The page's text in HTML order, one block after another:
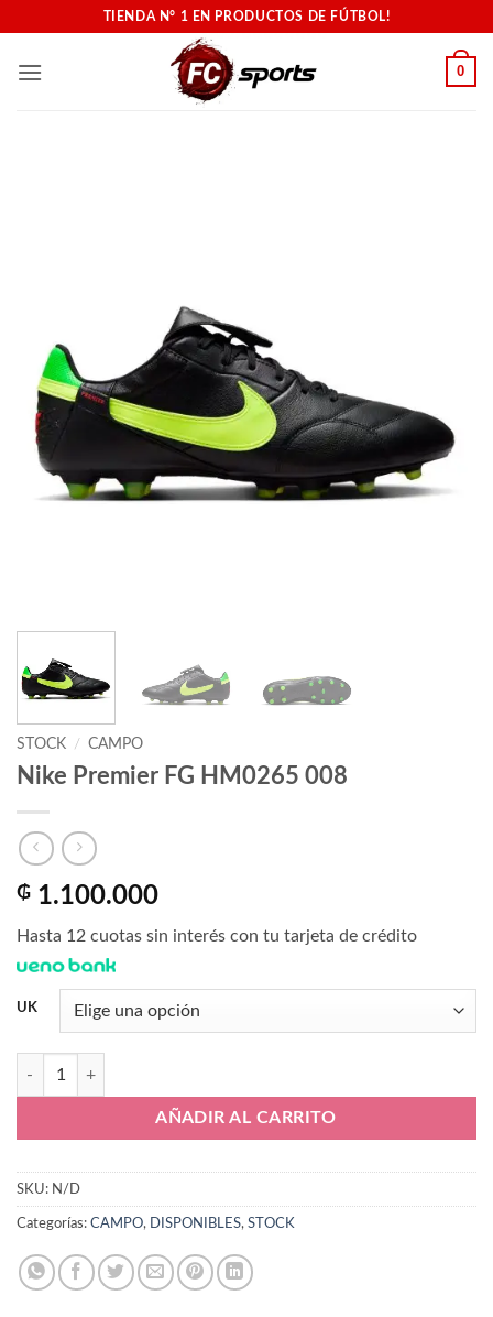
contenido
TIENDA N° 1 EN PRODUCTOS DE FÚTBOL!
0
STOCK / CAMPO
Nike Premier FG HM0265 008
₲ 1.100.000
Hasta 12 cuotas sin interés con tu tarjeta de crédito
UK
Nike Premier FG HM0265 008 cantidad
AÑADIR AL CARRITO
SKU: N/D
Categorías: CAMPO, DISPONIBLES, STOCK